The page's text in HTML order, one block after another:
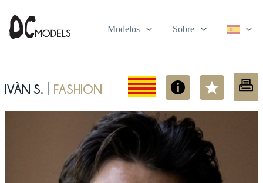
Modelos Sobre
Ivàn S. | Fashion